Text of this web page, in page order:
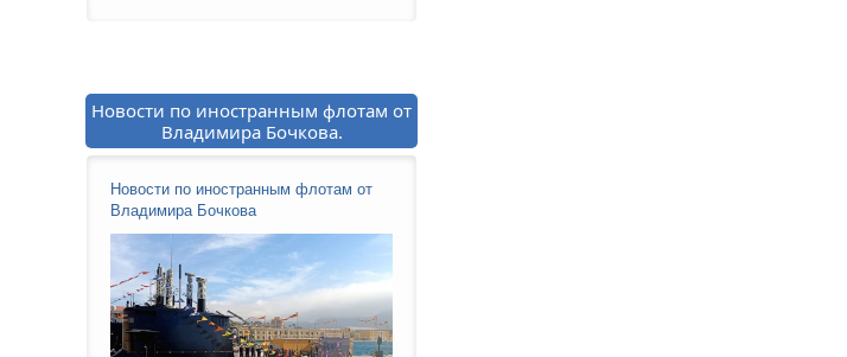
Новости по иностранным флотам от
Владимира Бочкова.
Новости по иностранным флотам от
Владимира Бочкова